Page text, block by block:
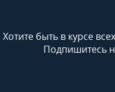
Хотите быть в курсе
Подпишитесь